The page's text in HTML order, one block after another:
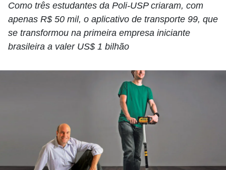
Como três estudantes da Poli-USP criaram, com
apenas R$ 50 mil, o aplicativo de transporte 99, que
se transformou na primeira empresa iniciante
brasileira a valer US$ 1 bilhão